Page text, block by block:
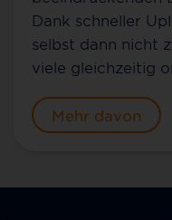
Dank schneller
selbst dann nicht
viele gleichzeitig
Mehr davon